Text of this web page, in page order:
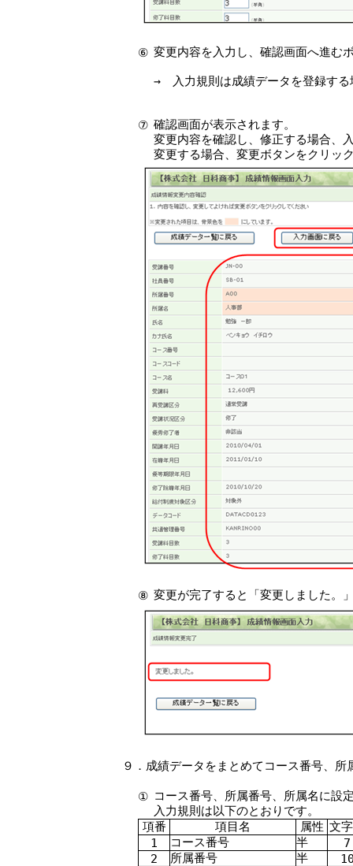
⑥ 変更内容を入力し、確認画面へ進む
→ 入力規則は成績データを登録する
⑦ 確認画面が表示されます。
変更内容を確認し、修正する場合、
変更する場合、変更ボタンをクリッ
⑧ 変更が完了すると「変更しました。
９．成績データをまとめてコース番号、
① コース番号、所属番号、所属名に設
入力規則は以下のとおりです。
項番
項目名 属性 文
1
コース番号 半
7
2
所属番号 半